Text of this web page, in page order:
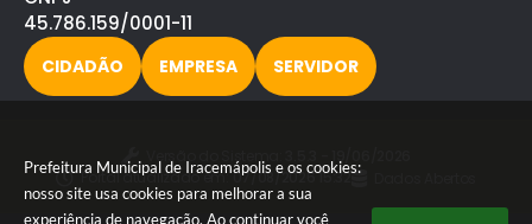
Prefeitura Municipal de Iracemápolis e os cookies:
nosso site usa cookies para melhorar a sua
experiência de navegação. Ao continuar você
45.786.159/0001-11
CIDADÃO EMPRESA SERVIDOR
Portal atualizado em:07/08/2026 15:32